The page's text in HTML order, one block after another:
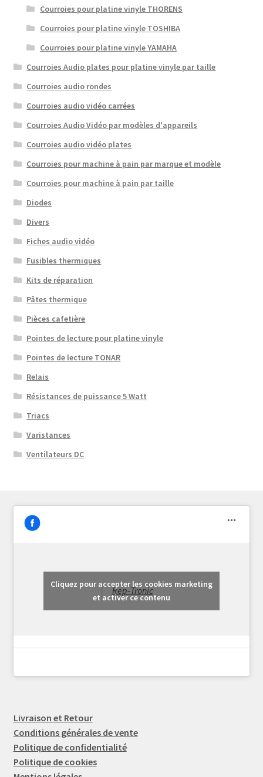
Courroies pour platine vinyle THORENS
Courroies pour platine vinyle TOSHIBA
Courroies pour platine vinyle YAMAHA
Courroies Audio plates pour platine vinyle par taille
Courroies audio rondes
Courroies audio vidéo carrées
Courroies Audio Vidéo par modèles d'appareils
Courroies audio vidéo plates
Courroies pour machine à pain par marque et modèle
Courroies pour machine à pain par taille
Diodes
Divers
Fiches audio vidéo
Fusibles thermiques
Kits de réparation
Pâtes thermique
Pièces cafetière
Pointes de lecture pour platine vinyle
Pointes de lecture TONAR
Relais
Résistances de puissance 5 Watt
Triacs
Varistances
Ventilateurs DC
Rep-Tronic
Cliquez pour accepter les cookies marketing
et activer ce contenu
Livraison et Retour
Conditions générales de vente
Politique de confidentialité
Politique de cookies